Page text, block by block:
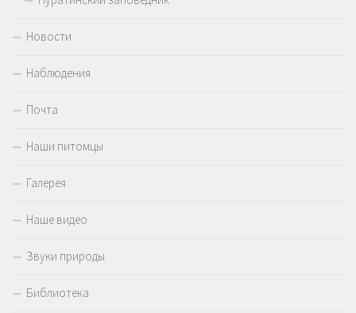
Новости
Наблюдения
Почта
Наши питомцы
Галерея
Наше видео
Звуки природы
Библиотека